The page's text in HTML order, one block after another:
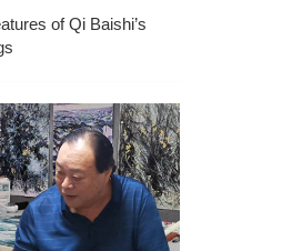
of Qi Baishi’s